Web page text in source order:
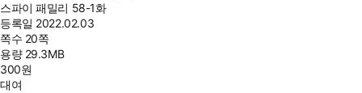
스파이 패밀리 58-1화
등록일 2022.02.03
쪽수 20쪽
용량 29.3MB
300원
대여